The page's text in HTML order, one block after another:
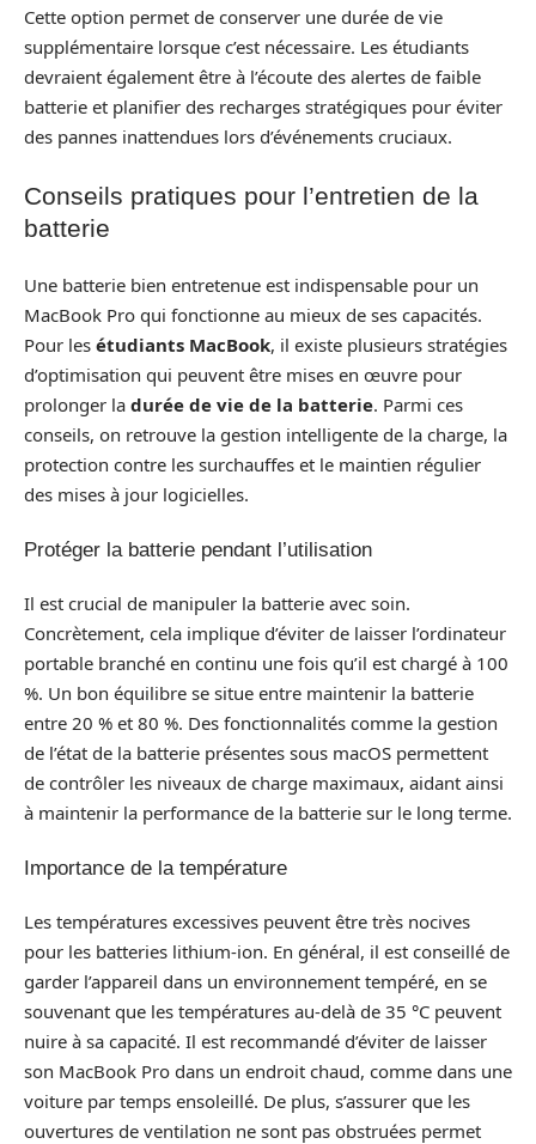
Cette option permet de conserver une durée de vie
supplémentaire lorsque c’est nécessaire. Les étudiants
devraient également être à l’écoute des alertes de faible
batterie et planifier des recharges stratégiques pour éviter
des pannes inattendues lors d’événements cruciaux.
Conseils pratiques pour l’entretien de la
batterie
Une batterie bien entretenue est indispensable pour un
MacBook Pro qui fonctionne au mieux de ses capacités.
Pour les étudiants MacBook, il existe plusieurs stratégies
d’optimisation qui peuvent être mises en œuvre pour
prolonger la durée de vie de la batterie. Parmi ces
conseils, on retrouve la gestion intelligente de la charge, la
protection contre les surchauffes et le maintien régulier
des mises à jour logicielles.
Protéger la batterie pendant l’utilisation
Il est crucial de manipuler la batterie avec soin.
Concrètement, cela implique d’éviter de laisser l’ordinateur
portable branché en continu une fois qu’il est chargé à 100
%. Un bon équilibre se situe entre maintenir la batterie
entre 20 % et 80 %. Des fonctionnalités comme la gestion
de l’état de la batterie présentes sous macOS permettent
de contrôler les niveaux de charge maximaux, aidant ainsi
à maintenir la performance de la batterie sur le long terme.
Importance de la température
Les températures excessives peuvent être très nocives
pour les batteries lithium-ion. En général, il est conseillé de
garder l’appareil dans un environnement tempéré, en se
souvenant que les températures au-delà de 35 °C peuvent
nuire à sa capacité. Il est recommandé d’éviter de laisser
son MacBook Pro dans un endroit chaud, comme dans une
voiture par temps ensoleillé. De plus, s’assurer que les
ouvertures de ventilation ne sont pas obstruées permet